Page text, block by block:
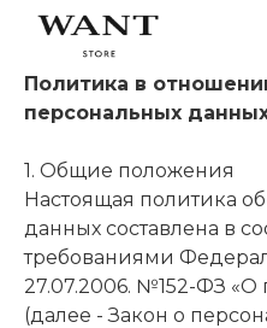
Политика в
персональных
1. Общие положения
Настоящая политика
данных составлена в
требованиями
27.07.2006. №152-ФЗ «О
(далее - Закон о